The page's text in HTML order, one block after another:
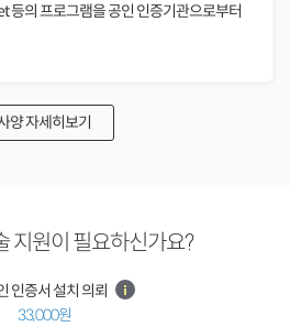
등의 프로그램을 공인 인증기관으로부터
양 자세히보기
지원이 필요하신가요?
인증서 설치 의뢰
33,000원